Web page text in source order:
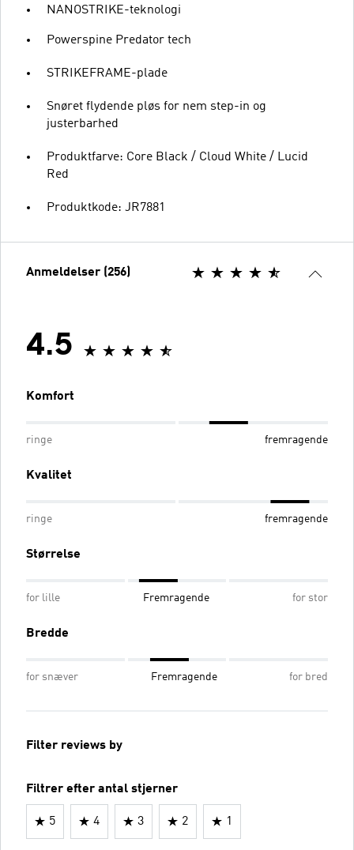
NANOSTRIKE-teknologi
Powerspine Predator tech
STRIKEFRAME-plade
Snøret flydende pløs for nem step-in og
justerbarhed
Produktfarve: Core Black / Cloud White / Lucid
Red
Produktkode: JR7881
Anmeldelser (256)
4.5
Komfort
ringe fremragende
Kvalitet
ringe fremragende
Størrelse
for lille Fremragende for stor
Bredde
for snæver Fremragende for bred
Filter reviews by
Filtrer efter antal stjerner
5 4 3 2 1